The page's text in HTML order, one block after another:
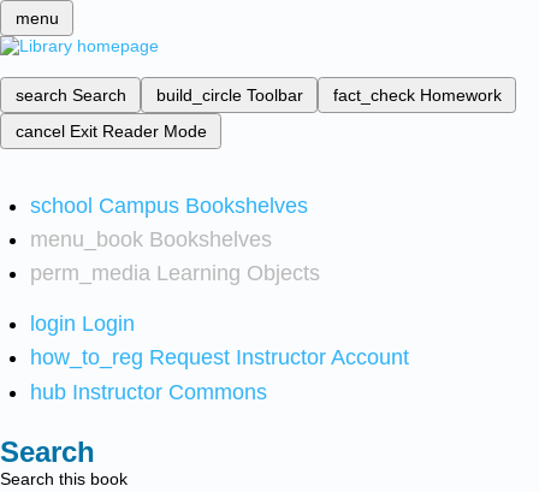
menu
search Search build_circle Toolbar fact_check Homework
cancel Exit Reader Mode
school Campus Bookshelves
menu_book Bookshelves
perm_media Learning Objects
login Login
how_to_reg Request Instructor Account
hub Instructor Commons
Search
Search this book